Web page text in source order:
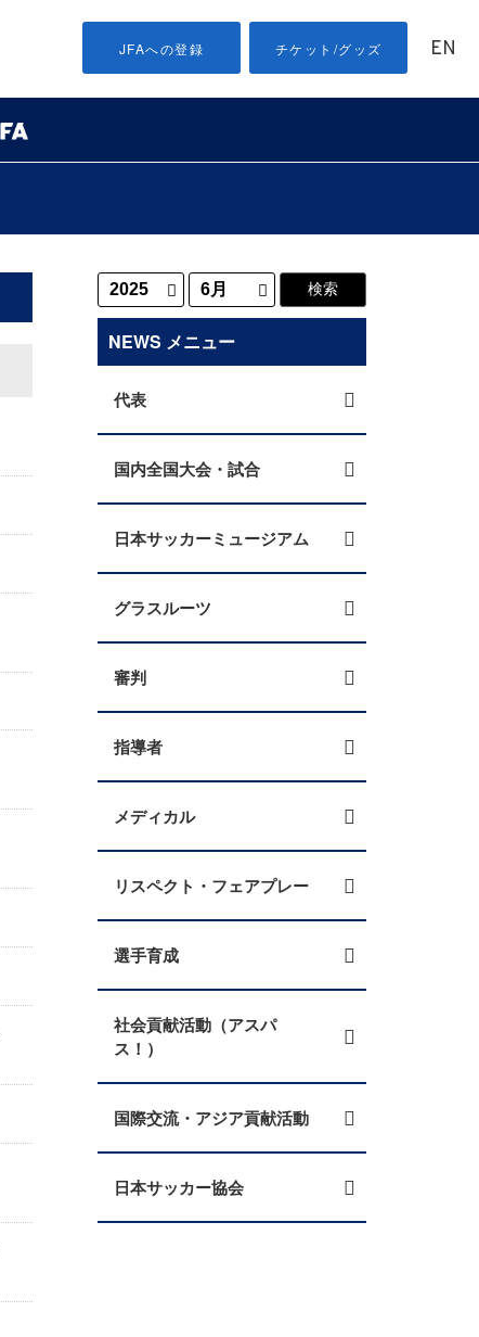
JFAへの登録 チケット/グッズ EN
NEWS メニュー
代表
国内全国大会・試合
日本サッカーミュージアム
グラスルーツ
審判
指導者
メディカル
リスペクト・フェアプレー
選手育成
社会貢献活動（アスパ
ス！）
国際交流・アジア貢献活動
日本サッカー協会